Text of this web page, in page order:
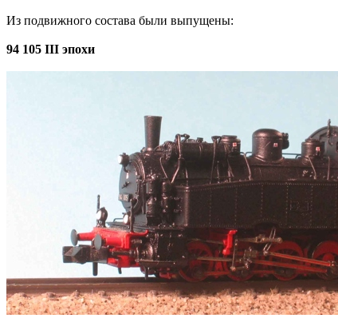
Из подвижного состава были выпущены:
94 105 III эпохи